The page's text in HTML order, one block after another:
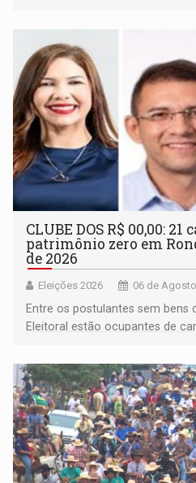
CLUBE DOS R$ 00,00:
patrimônio zero em
de 2026
Eleições 2026 06 de
Entre os postulantes sem bens
Eleitoral estão ocupantes de
Pedro Geovar (PP) e a vice-
(NOVO)